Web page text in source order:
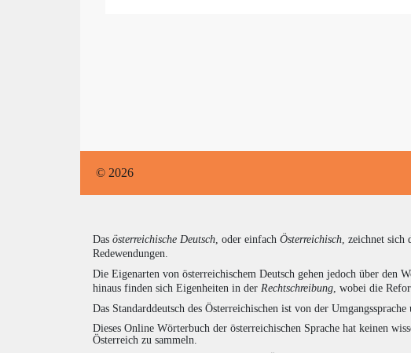
© 2026
Das österreichische Deutsch , oder einfach Österreichisch , zeichnet
Redewendungen.
Die Eigenarten von österreichischem Deutsch gehen jedoch über den
hinaus finden sich Eigenheiten in der Rechtschreibung , wobei die
Das Standarddeutsch des Österreichischen ist von der
Dieses Online Wörterbuch der österreichischen Sprache hat keinen
Österreich zu sammeln.